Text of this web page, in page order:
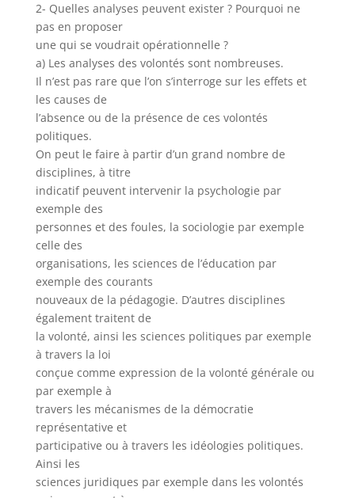
2- Quelles analyses peuvent exister ? Pourquoi ne
pas en proposer
une qui se voudrait opérationnelle ?
a) Les analyses des volontés sont nombreuses.
Il n’est pas rare que l’on s’interroge sur les effets et
les causes de
l’absence ou de la présence de ces volontés
politiques.
On peut le faire à partir d’un grand nombre de
disciplines, à titre
indicatif peuvent intervenir la psychologie par
exemple des
personnes et des foules, la sociologie par exemple
celle des
organisations, les sciences de l’éducation par
exemple des courants
nouveaux de la pédagogie. D’autres disciplines
également traitent de
la volonté, ainsi les sciences politiques par exemple
à travers la loi
conçue comme expression de la volonté générale ou
par exemple à
travers les mécanismes de la démocratie
représentative et
participative ou à travers les idéologies politiques.
Ainsi les
sciences juridiques par exemple dans les volontés